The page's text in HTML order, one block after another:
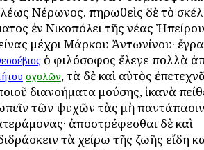
Νέρωνος. πηρωθεὶς δὲ τὸ
ἐν Νικοπόλει τῆς νέας
μέχρι Μάρκου Ἀντωνίνου·
ὁ φιλόσοφος ἔλεγε πολλὰ
σχολῶν, τὰ δὲ καὶ αὐτὸς
διανοήματα μούσης, ἱκανὰ
τῶν ψυχῶν τὰς μὴ
ἀποστρέφεσθαι δὲ καὶ
τὰ χείρω τῆς ζωῆς εἴδη